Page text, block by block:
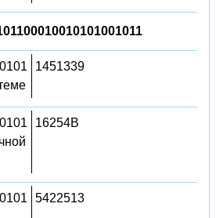
1451339
16254B
5422513